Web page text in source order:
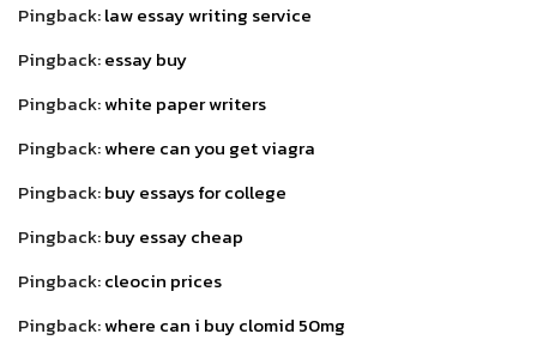
Pingback:law essay writing service
Pingback:essay buy
Pingback:white paper writers
Pingback:where can you get viagra
Pingback:buy essays for college
Pingback:buy essay cheap
Pingback:cleocin prices
Pingback:where can i buy clomid 50mg